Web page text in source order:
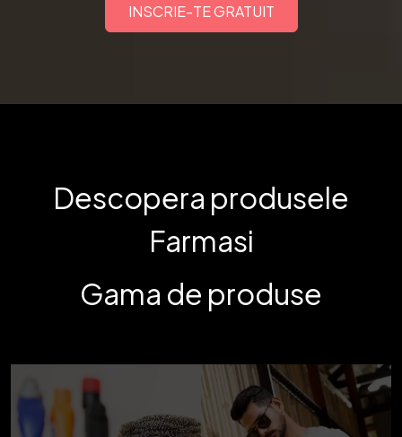
INSCRIE-TE GRATUIT
Descopera produsele
Farmasi
Gama de produse